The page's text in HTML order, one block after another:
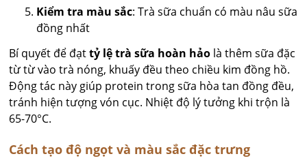
Kiểm tra màu sắc: Trà sữa chuẩn có màu nâu sữa
đồng nhất
Bí quyết để đạttỷ lệ trà sữa hoàn hảo là thêm sữa đặc
từ từ vào trà nóng, khuấy đều theo chiều kim đồng hồ.
Động tác này giúp protein trong sữa hòa tan đồng đều,
tránh hiện tượng vón cục. Nhiệt độ lý tưởng khi trộn là
65-70°C.
Cách tạo độ ngọt và màu sắc đặc trưng